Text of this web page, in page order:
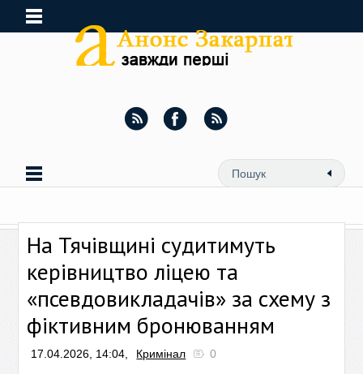
На Тячівщині судитимуть
керівництво ліцею та
«псевдовикладачів» за схему з
фіктивним бронюванням
17.04.2026, 14:04, Кримінал 0